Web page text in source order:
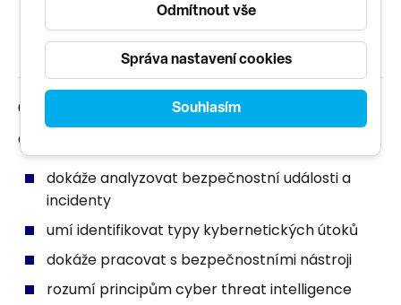
Cíle
Cílem zkoušky je ověřit, že uchazeč:
dokáže analyzovat bezpečnostní události a
incidenty
umí identifikovat typy kybernetických útoků
dokáže pracovat s bezpečnostními nástroji
rozumí principům cyber threat intelligence
Správa nastavení cookies
Odmítnout vše
Souhlasím